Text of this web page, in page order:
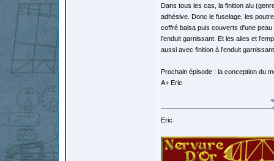
Dans tous les cas, la finition alu
adhésive. Donc le fuselage, les
coffré balsa puis couverts d'une
l'enduit garnissant. Et les ailes et
aussi avec finition à l'enduit
Prochain épisode : la conception du
A+ Eric
Eric